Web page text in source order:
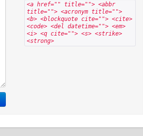
<a href="" title=""> <abbr
title=""> <acronym title="">
<b> <blockquote cite=""> <cite>
<code> <del datetime=""> <em>
<i> <q cite=""> <s> <strike>
<strong>